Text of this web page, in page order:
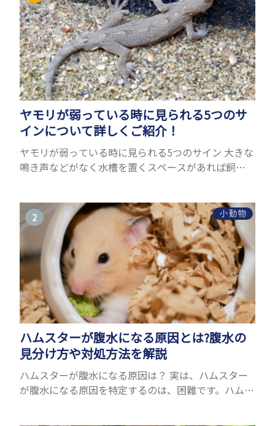
ヤモリが弱っている時に見られる5つのサ
インについて詳しくご紹介！
ヤモリが弱っている時に見られる5つのサイン 大きな
鳴き声などがなく水槽を置くスペースがあれば飼う
でしょうか...
小動物
ハムスターが腹水になる原因とは?腹水の
見分け方や対処方法を解説
ハムスターが腹水になる原因は？ 実は、ハムスター
が腹水になる原因を特定するのは、困難です。ハムス